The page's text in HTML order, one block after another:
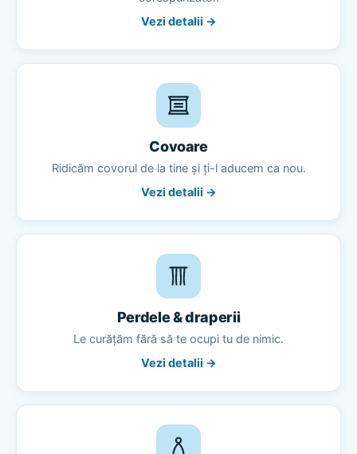
Vezi detalii →
Covoare
Ridicăm covorul de la tine și ți-l aducem ca nou.
Vezi detalii →
Perdele & draperii
Le curățăm fără să te ocupi tu de nimic.
Vezi detalii →